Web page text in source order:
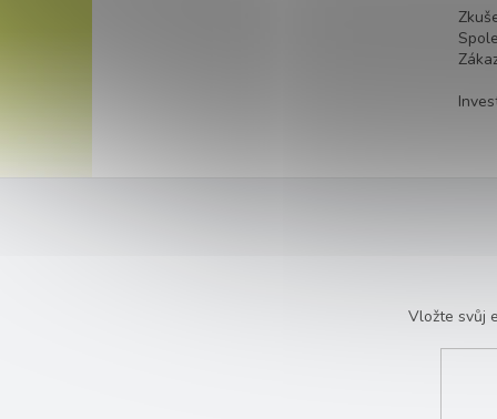
Vložte svůj